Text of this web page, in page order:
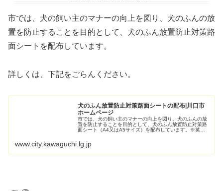
市では、犬の飼い主のマナーの向上を図り、犬のふんの放
置を防止することを目的として、犬のふん放置防止対策路
面シートを配布しています。
詳しくは、下記をごらんください。
犬のふん放置防止対策路面シートの配布|川口市
ホームページ
市では、犬の飼い主のマナーの向上を図り、犬のふんの放
置を防止することを目的として、犬のふん放置防止対策路
面シート（A4又はA5サイズ）を配布しています。※英
www.city.kawaguchi.lg.jp